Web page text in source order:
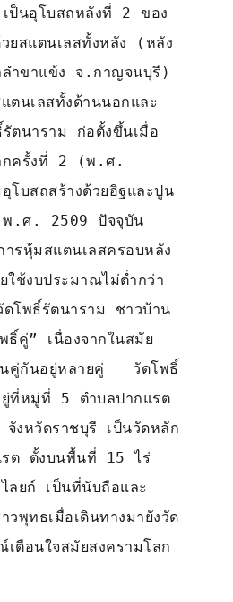
เป็นอุโบสถหลังที่ 2 ของ
ยสแตนเลสทั้งหลัง (หลัง
ลำขาแข้ง จ.กาญจนบุรี)
ตนเลสทั้งด้านนอกและ
ตนาราม ก่อตั้งขึ้นเมื่อ
กครั้งที่ 2 (พ.ศ.
โบสถสร้างด้วยอิฐและปูน
พ.ศ. 2509 ปัจจุบัน
รหุ้มสแตนเลสครอบหลัง
ใช้งบประมาณไม่ต่ำกว่า
โพธิ์รัตนาราม ชาวบ้าน
ธิ์คู่” เนื่องจากในสมัย
นคู่กันอยู่หลายคู่ วัดโพธิ์
ที่หมู่ที่ 5 ตำบลปากแรต
จังหวัดราชบุรี เป็นวัดหลัก
รต ตั้งบนพื้นที่ 15 ไร่
ลยก์ เป็นที่นับถือและ
วพุทธเมื่อเดินทางมายังวัด
อนใจสมัยสงครามโลก